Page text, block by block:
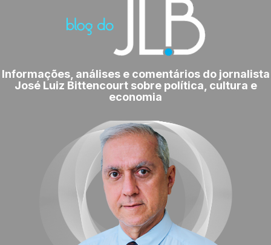
Informações, análises e comentários do jornalista
José Luiz Bittencourt sobre política, cultura e
economia